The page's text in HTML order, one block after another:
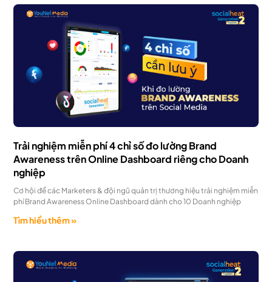
Trải nghiệm miễn phí 4 chỉ số đo lường Brand
Awareness trên Online Dashboard riêng cho Doanh
nghiệp
Cơ hội để các Marketers & đội ngũ quản trị thương hiệu trải nghiệm miễn
phí Brand Awareness Online Dashboard dành cho 10 Doanh nghiệp
Tìm hiểu thêm »